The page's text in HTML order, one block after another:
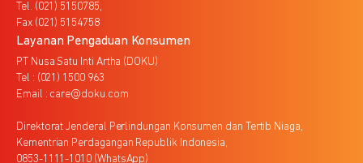
Tel. (021) 5150785,
Fax (021) 5154758
Layanan Pengaduan Konsumen
PT Nusa Satu Inti Artha (DOKU)
Tel : (021) 1500 963
Email : care@doku.com
Direktorat Jenderal Perlindungan Konsumen dan Tertib Niaga,
Kementrian Perdagangan Republik Indonesia,
0853-1111-1010 (WhatsApp)